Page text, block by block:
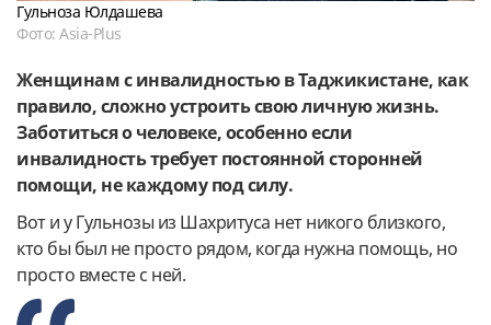
Гульноза Юлдашева
Фото: Asia-Plus
Женщинам с инвалидностью в Таджикистане, как
правило, сложно устроить свою личную жизнь.
Заботиться о человеке, особенно если
инвалидность требует постоянной сторонней
помощи, не каждому под силу.
Вот и у Гульнозы из Шахритуса нет никого близкого,
кто бы был не просто рядом, когда нужна помощь, но
просто вместе с ней.